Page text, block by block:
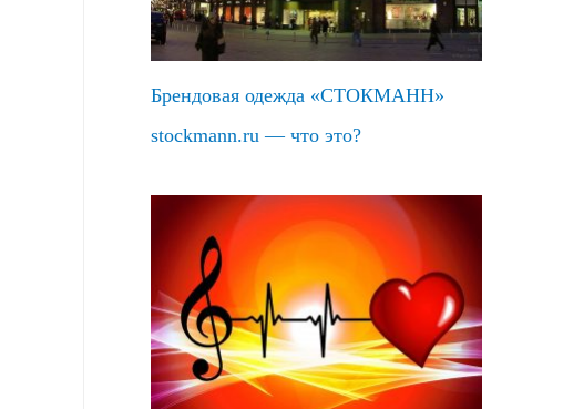
Брендовая одежда «СТОКМАНН»
stockmann.ru — что это?